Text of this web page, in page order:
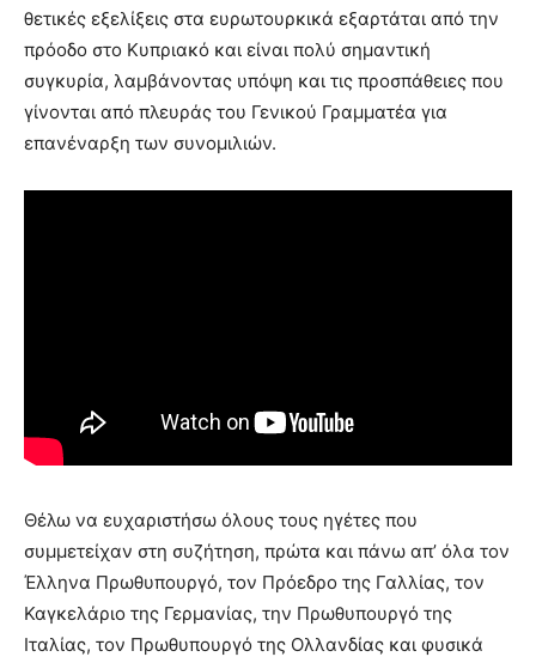
θετικές εξελίξεις στα ευρωτουρκικά εξαρτάται από την
πρόοδο στο Κυπριακό και είναι πολύ σημαντική
συγκυρία, λαμβάνοντας υπόψη και τις προσπάθειες που
γίνονται από πλευράς του Γενικού Γραμματέα για
επανέναρξη των συνομιλιών.
Θέλω να ευχαριστήσω όλους τους ηγέτες που
συμμετείχαν στη συζήτηση, πρώτα και πάνω απ’ όλα τον
Έλληνα Πρωθυπουργό, τον Πρόεδρο της Γαλλίας, τον
Καγκελάριο της Γερμανίας, την Πρωθυπουργό της
Ιταλίας, τον Πρωθυπουργό της Ολλανδίας και φυσικά